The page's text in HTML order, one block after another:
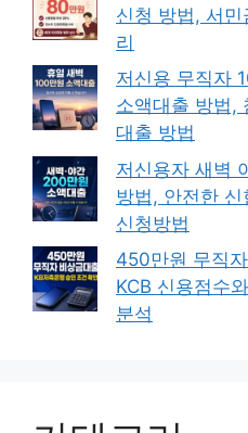
신청 방법, 서
리
저신용 무직자
소액대출 방법,
대출 방법
저신용자 새벽
방법, 안전한
신청방법
450만원 무직
KCB 신용점수
분석